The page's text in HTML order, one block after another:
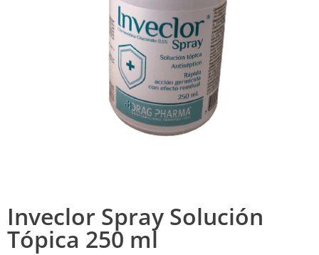
Inveclor Spray Solución
Tópica 250 ml